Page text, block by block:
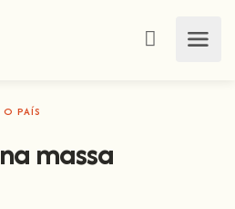
O PAÍS
massa